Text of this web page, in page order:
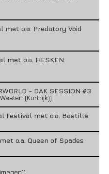
met o.a. Predatory Void
met o.a. HESKEN
- DAK SESSION #3
(Kortrijk))
Festival met o.a. Bastille
o.a. Queen of Spades